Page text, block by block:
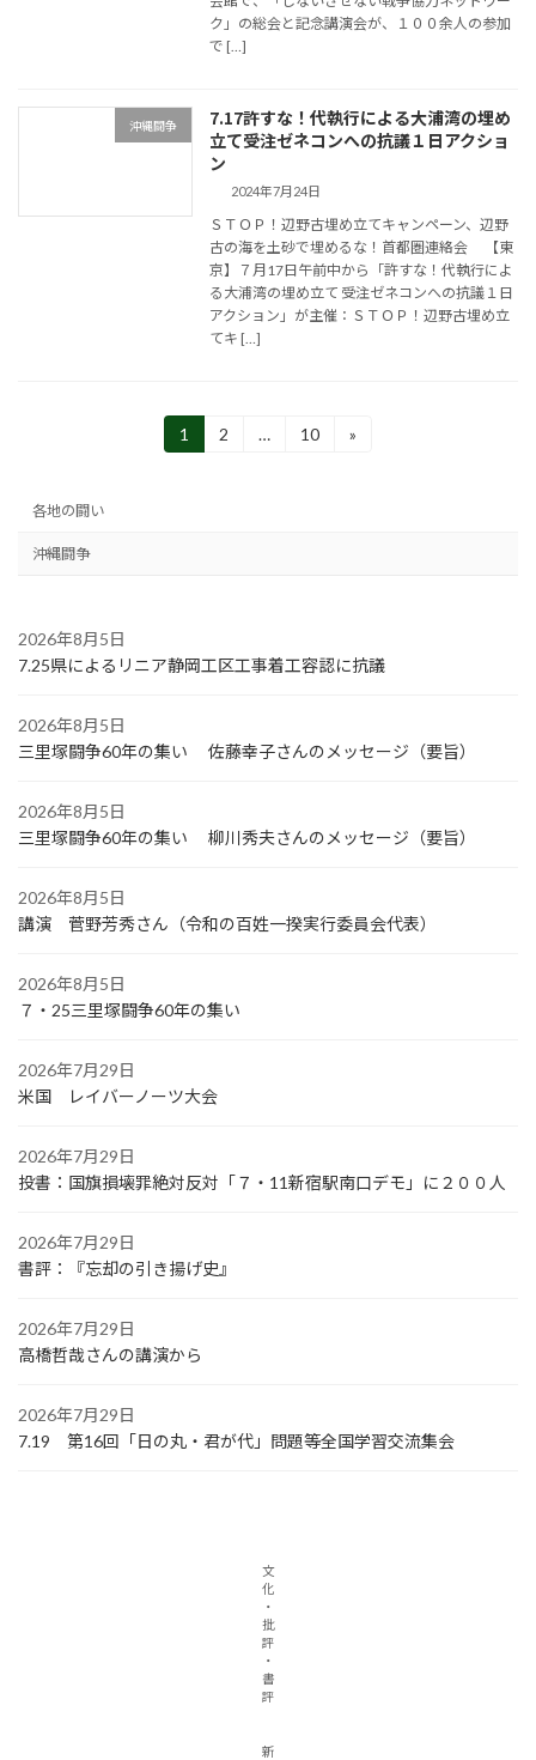
ク」の総会と記念講演会が、１００余人の参加
で […]
沖縄闘争
7.17許すな！代執行による大浦湾の埋め
立て受注ゼネコンへの抗議１日アクショ
ン
2024年7月24日
ＳＴＯＰ！辺野古埋め立てキャンペーン、辺野
古の海を土砂で埋めるな！首都圏連絡会 【東
京】７月17日午前中から「許すな！代執行によ
る大浦湾の埋め立て 受注ゼネコンへの抗議１日
アクション」が主催：ＳＴＯＰ！辺野古埋め立
てキ […]
の
ペ
ジ
送
り
固
定
1
固
2 …
固
10 »
各地の闘い
沖縄闘争
2026年8月5日
7.25県によるリニア静岡工区工事着工容認に抗議
2026年8月5日
三里塚闘争60年の集い 佐藤幸子さんのメッセージ（要旨）
2026年8月5日
三里塚闘争60年の集い 柳川秀夫さんのメッセージ（要旨）
2026年8月5日
講演 菅野芳秀さん（令和の百姓一揆実行委員会代表）
2026年8月5日
７・25三里塚闘争60年の集い
2026年7月29日
米国 レイバーノーツ大会
2026年7月29日
投書：国旗損壊罪絶対反対「７・11新宿駅南口デモ」に２００人
2026年7月29日
書評：『忘却の引き揚げ史』
2026年7月29日
高橋哲哉さんの講演から
2026年7月29日
7.19 第16回「日の丸・君が代」問題等全国学習交流集会
文
化
・
批
評
・
書
評
新